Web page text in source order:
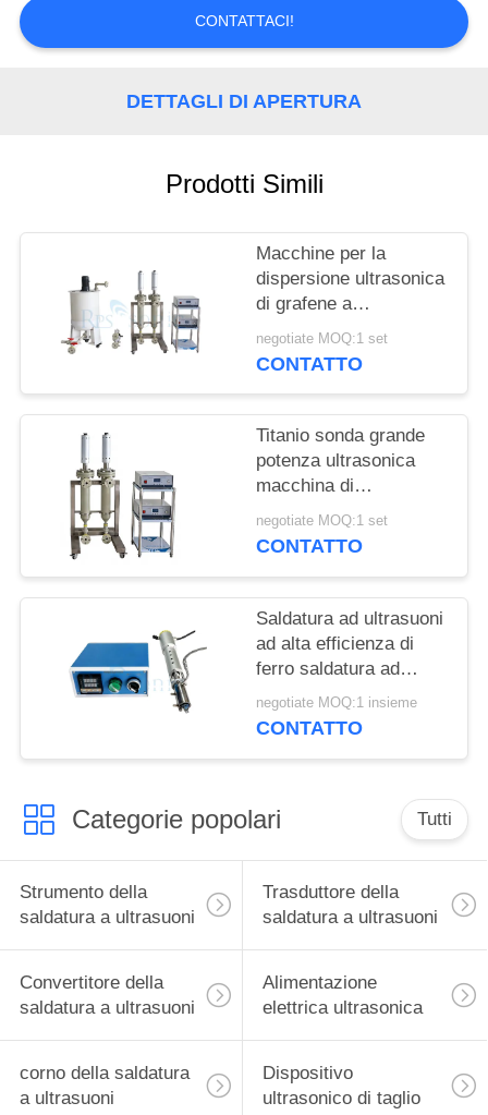
DEL
CONTATTACI!
DETTAGLI DI APERTURA
Prodotti Simili
Macchine per la
dispersione ultrasonica
di grafene a
funzionamento
continuo
negotiate MOQ:1 set
CONTATTO
Titanio sonda grande
potenza ultrasonica
macchina di
dispersione nero di
carbonio macchina
negotiate MOQ:1 set
CONTATTO
Saldatura ad ultrasuoni
ad alta efficienza di
ferro saldatura ad
ultrasuoni di vetro per
l'industria delle
negotiate MOQ:1 insieme
CONTATTO
Categorie popolari Tutti
Strumento della
saldatura a ultrasuoni
Trasduttore della
saldatura a ultrasuoni
Convertitore della
saldatura a ultrasuoni
Alimentazione
elettrica ultrasonica
corno della saldatura
a ultrasuoni
Dispositivo
ultrasonico di taglio